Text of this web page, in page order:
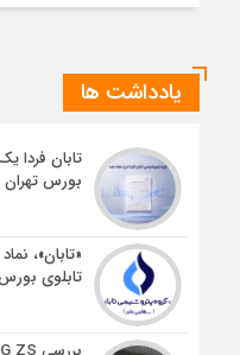
یادداشت ها
تابان فردا
بورس
«تابان»،
تابلوی